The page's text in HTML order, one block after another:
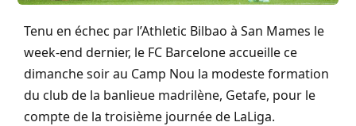
Tenu en échec par l’Athletic Bilbao à San Mames le
week-end dernier, le FC Barcelone accueille ce
dimanche soir au Camp Nou la modeste formation
du club de la banlieue madrilène, Getafe, pour le
compte de la troisième journée de LaLiga.